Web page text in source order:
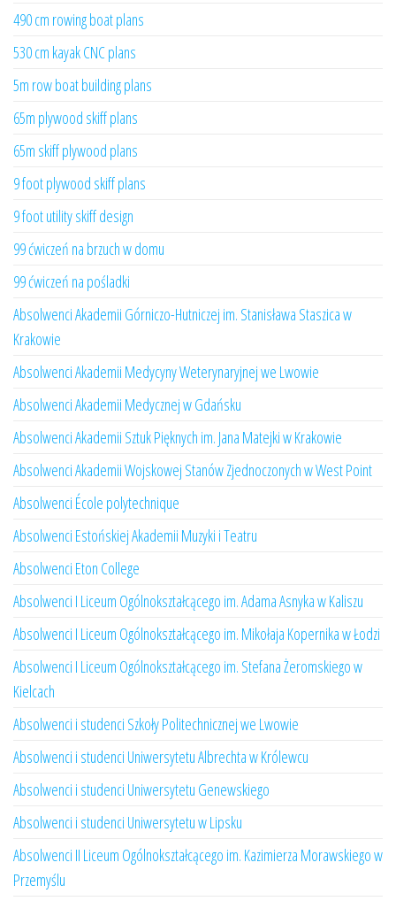
490 cm rowing boat plans
530 cm kayak CNC plans
5m row boat building plans
65m plywood skiff plans
65m skiff plywood plans
9 foot plywood skiff plans
9 foot utility skiff design
99 ćwiczeń na brzuch w domu
99 ćwiczeń na pośladki
Absolwenci Akademii Górniczo-Hutniczej im. Stanisława Staszica w
Krakowie
Absolwenci Akademii Medycyny Weterynaryjnej we Lwowie
Absolwenci Akademii Medycznej w Gdańsku
Absolwenci Akademii Sztuk Pięknych im. Jana Matejki w Krakowie
Absolwenci Akademii Wojskowej Stanów Zjednoczonych w West Point
Absolwenci École polytechnique
Absolwenci Estońskiej Akademii Muzyki i Teatru
Absolwenci Eton College
Absolwenci I Liceum Ogólnokształcącego im. Adama Asnyka w Kaliszu
Absolwenci I Liceum Ogólnokształcącego im. Mikołaja Kopernika w Łodzi
Absolwenci I Liceum Ogólnokształcącego im. Stefana Żeromskiego w
Kielcach
Absolwenci i studenci Szkoły Politechnicznej we Lwowie
Absolwenci i studenci Uniwersytetu Albrechta w Królewcu
Absolwenci i studenci Uniwersytetu Genewskiego
Absolwenci i studenci Uniwersytetu w Lipsku
Absolwenci II Liceum Ogólnokształcącego im. Kazimierza Morawskiego w
Przemyślu